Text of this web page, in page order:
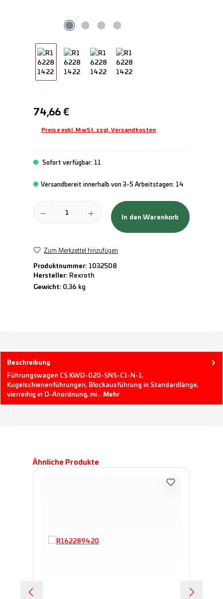
Regulärer Preis:
74,66 €
Preise exkl. MwSt. zzgl. Versandkosten
Sofort verfügbar: 11
Versandbereit innerhalb von 3-5 Arbeitstagen: 14
Produkt Anzahl: Gib den gewünschten Wert ein oder benutze die
In den Warenkorb
Zum Merkzettel hinzufügen
Produktnummer: 1032508
Hersteller: Rexroth
Gewicht: 0,36 kg
Beschreibung
Führungswagen CS KWD-020-SNS-C1-N-1,
Kugelschienenführungen, Blockausführung in Standardlänge,
vierreihig in O-Anordnung, mi… Mehr
Produktgalerie überspringen
Ähnliche Produkte